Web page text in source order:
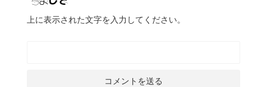
上に表示された文字を入力してください。